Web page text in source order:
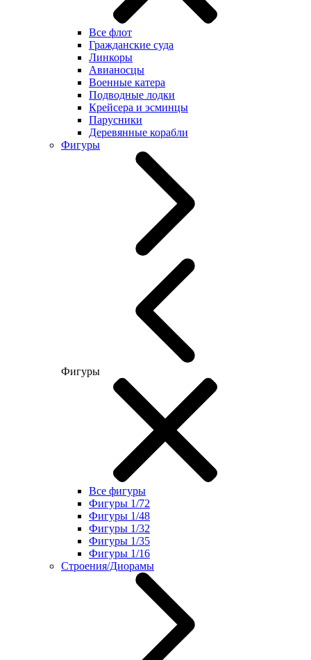
Все флот
Гражданские суда
Линкоры
Авианосцы
Военные катера
Подводные лодки
Крейсера и эсминцы
Парусники
Деревянные корабли
Фигуры
Фигуры
Все фигуры
Фигуры 1/72
Фигуры 1/48
Фигуры 1/32
Фигуры 1/35
Фигуры 1/16
Строения/Диорамы